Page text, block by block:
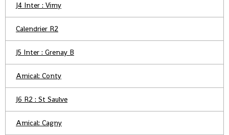
J4 Inter : Vimy
Calendrier R2
J5 Inter : Grenay B
Amical: Conty
J6 R2 : St Saulve
Amical: Cagny